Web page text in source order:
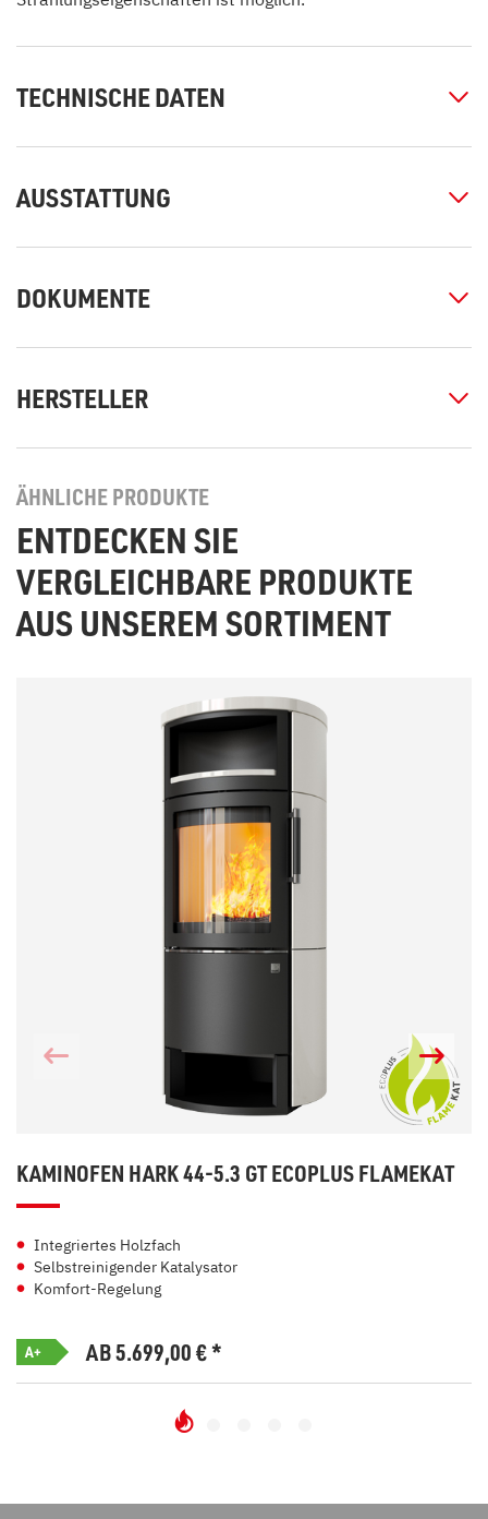
TECHNISCHE DATEN
AUSSTATTUNG
DOKUMENTE
HERSTELLER
ÄHNLICHE PRODUKTE
ENTDECKEN SIE
VERGLEICHBARE PRODUKTE
AUS UNSEREM SORTIMENT
KAMINOFEN HARK 44-5.3 GT ECOPLUS FLAMEKAT
Integriertes Holzfach
Selbstreinigender Katalysator
Komfort-Regelung
A+ AB 5.699,00€*